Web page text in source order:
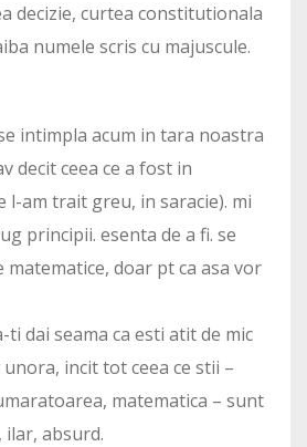
decizie, curtea constitutionala
numele scris cu majuscule.
intimpla acum in tara noastra
decit ceea ce a fost in
l-am trait greu, in saracie). mi
principii. esenta de a fi. se
doar pt ca asa vor
ti dai seama ca esti atit de mic
incit tot ceea ce stii –
matematica – sunt
absurd.